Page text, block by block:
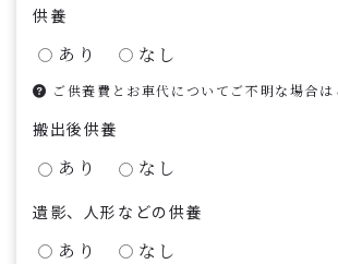
供養
あり なし
ご供養費とお車代についてご不明な場合は
搬出後供養
あり なし
遺影、人形などの供養
あり なし